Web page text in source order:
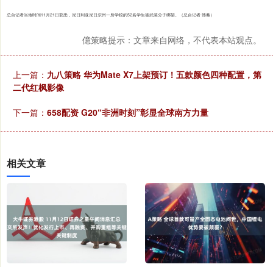
总台记者当地时间11月21日获悉，尼日利亚尼日尔州一所学校的52名学生被武装分子绑架。（总台记者 韩蓄）
億策略提示：文章来自网络，不代表本站观点。
上一篇： 九八策略 华为Mate X7上架预订！五款颜色四种配置，第
二代红枫影像
下一篇： 658配资 G20“非洲时刻”彰显全球南方力量
相关文章